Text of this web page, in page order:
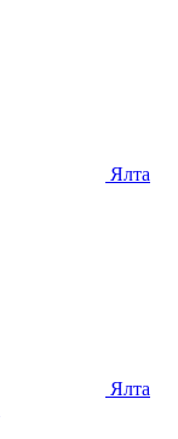
Ялта
Ялта